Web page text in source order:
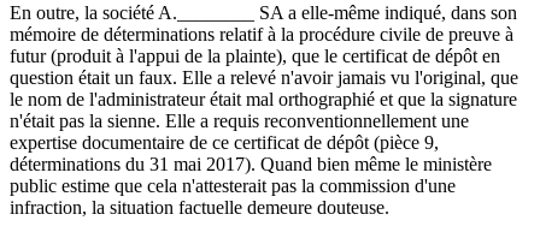
En outre, la société A.________ SA a elle-même indiqué, dans son
mémoire de déterminations relatif à la procédure civile de preuve à
futur (produit à l'appui de la plainte), que le certificat de dépôt en
question était un faux. Elle a relevé n'avoir jamais vu l'original, que
le nom de l'administrateur était mal orthographié et que la signature
n'était pas la sienne. Elle a requis reconventionnellement une
expertise documentaire de ce certificat de dépôt (pièce 9,
déterminations du 31 mai 2017). Quand bien même le ministère
public estime que cela n'attesterait pas la commission d'une
infraction, la situation factuelle demeure douteuse.